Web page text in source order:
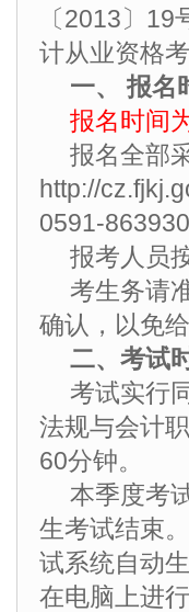
〔2013〕
计从业资格
一、 报名
报名时间
报名全部
http://
0591-
报考人员
考生务请
确认，以免
二、考试
考试实行
法规与会计
60分钟。
本季度考
生考试结束
试系统自动
在电脑上进